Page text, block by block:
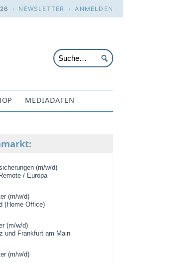
· NEWSLETTER ·ANMELDEN
MEDIADATEN
(m/w/d)
/ Europa
(m/w/d)
(Home Office)
(m/w/d)
und Frankfurt am Main
(m/w/d)